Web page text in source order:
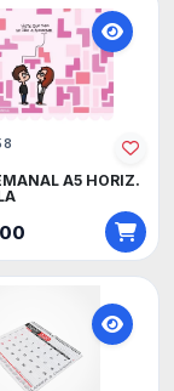
A5 HORIZ.